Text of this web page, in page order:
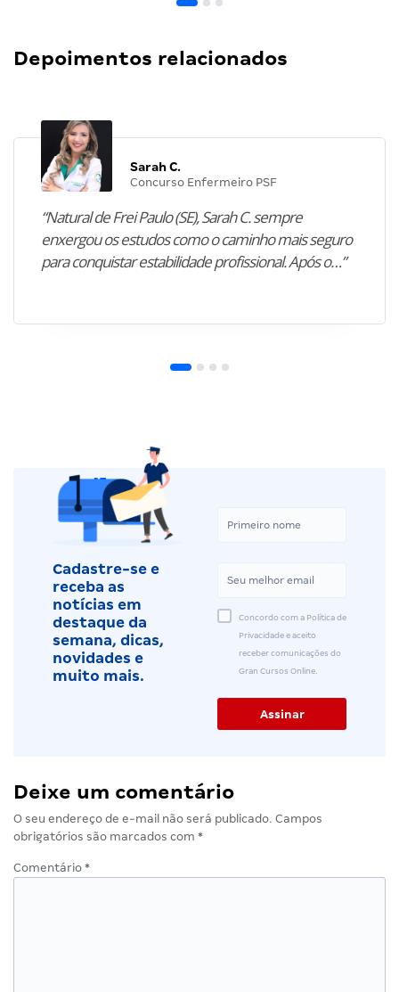
Depoimentos relacionados
Sarah C.
Concurso Enfermeiro PSF
“Natural de Frei Paulo (SE), Sarah C. sempre
enxergou os estudos como o caminho mais seguro
para conquistar estabilidade profissional. Após o…”
Cadastre-se e
receba as
notícias em
destaque da
semana, dicas,
novidades e
muito mais.
Concordo com a Política de
Privacidade e aceito
receber comunicações do
Gran Cursos Online.
Deixe um comentário
O seu endereço de e-mail não será publicado. Campos
obrigatórios são marcados com *
Comentário *